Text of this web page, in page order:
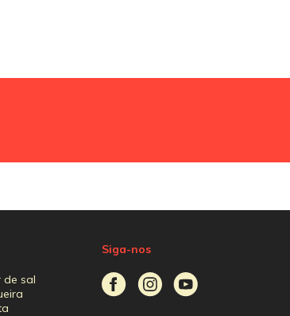
de sal
Siga-nos